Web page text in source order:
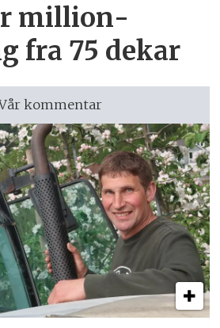
million­
fra 75 dekar
Vår kommentar